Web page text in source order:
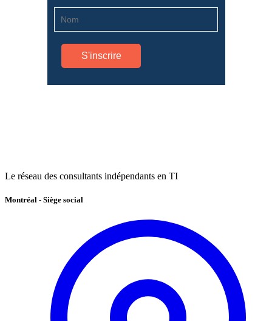
Le réseau des consultants indépendants en TI
Montréal - Siège social